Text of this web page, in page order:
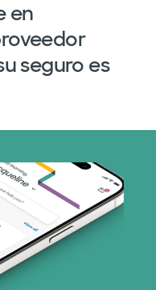
en
seguro es